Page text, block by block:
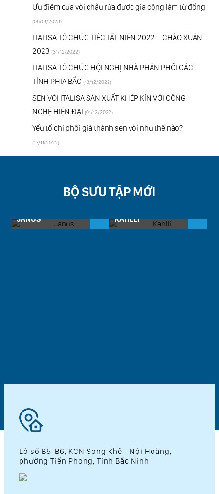
Ưu điểm của vòi chậu rửa được gia công làm từ đồng
(06/01/2023)
ITALISA TỔ CHỨC TIỆC TẤT NIÊN 2022 – CHÀO XUÂN
2023 (31/12/2022)
ITALISA TỔ CHỨC HỘI NGHỊ NHÀ PHÂN PHỐI CÁC
TỈNH PHÍA BẮC (13/12/2022)
SEN VÒI ITALISA SẢN XUẤT KHÉP KÍN VỚI CÔNG
NGHỆ HIỆN ĐẠI (01/12/2022)
Yếu tố chi phối giá thành sen vòi như thế nào?
(17/11/2022)
BỘ SƯU TẬP MỚI
JANUS KAHLLI
Lô số B5-B6, KCN Song Khê - Nội Hoàng,
phường Tiền Phong, Tỉnh Bắc Ninh